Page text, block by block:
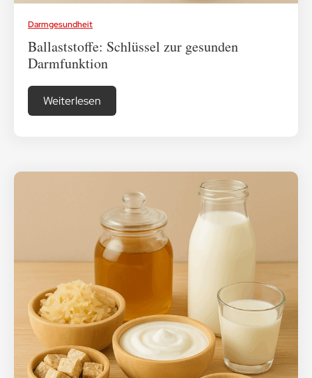
Darmgesundheit
Ballaststoffe: Schlüssel zur gesunden
Darmfunktion
Weiterlesen